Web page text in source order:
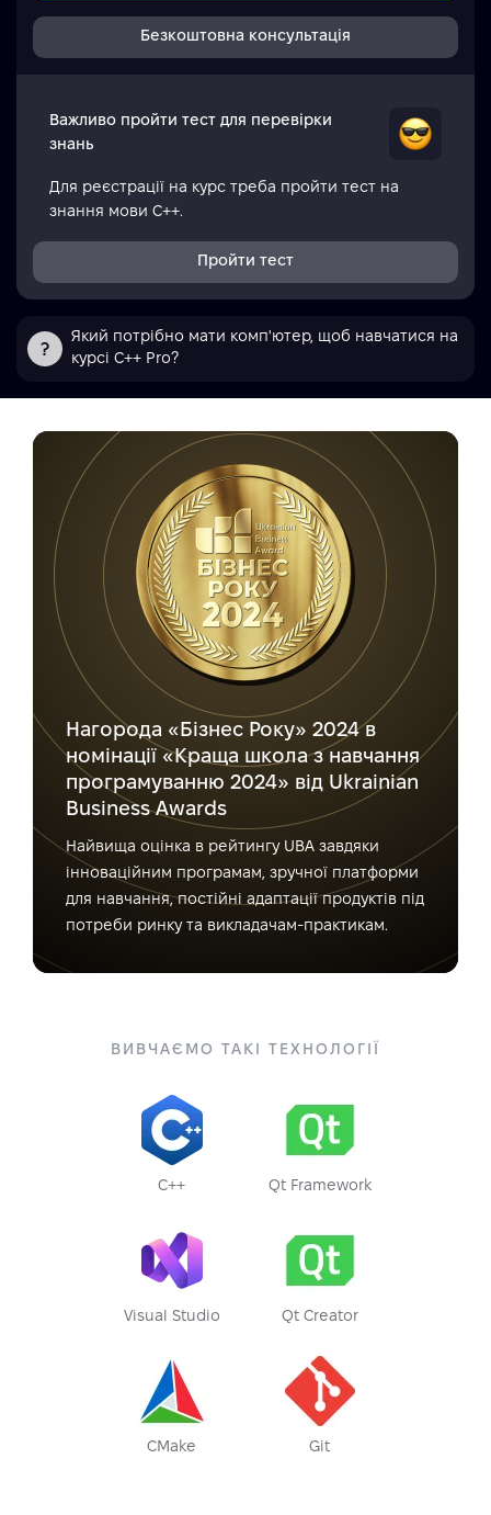
Безкоштовна консультація
Важливо пройти тест для перевірки
знань
Для реєстрації на курс треба пройти тест на
знання мови C++.
Пройти тест
Який потрібно мати комп'ютер, щоб навчатися на
курсі С++ Pro?
Нагорода «Бізнес Року» 2024 в
номінації «Краща школа з навчання
програмуванню 2024» від Ukrainian
Business Awards
Найвища оцінка в рейтингу UBA завдяки
інноваційним програмам, зручної платформи
для навчання, постійні адаптації продуктів під
потреби ринку та викладачам-практикам.
ВИВЧАЄМО ТАКІ ТЕХНОЛОГІЇ
C++ Qt Framework
Visual Studio Qt Creator
CMake Git